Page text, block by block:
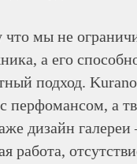
мы не
а его
подход.
перфомансом, а
дизайн галереи
работа,